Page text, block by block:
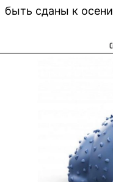
быть сданы к